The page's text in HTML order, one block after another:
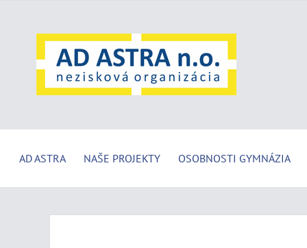
AD ASTRA NAŠE PROJEKTY OSOBNOSTI GYMNÁZIA